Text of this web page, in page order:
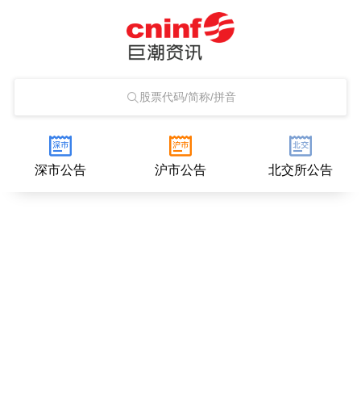
股票代码/简称/拼音
深市公告 沪市公告 北交所公告